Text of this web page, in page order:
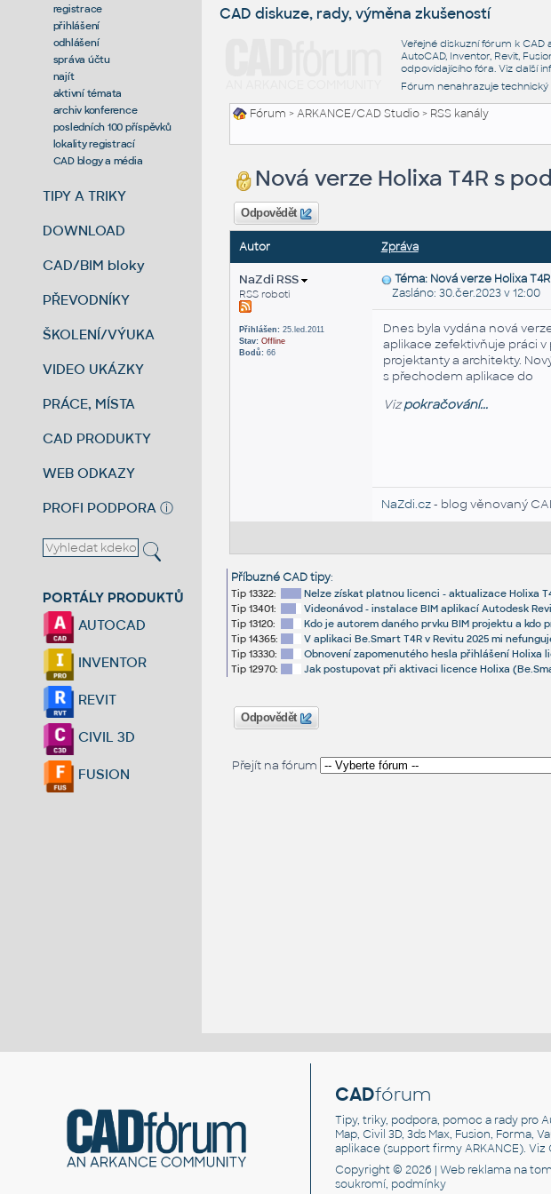
registrace
přihlášení
odhlášení
správa účtu
najít
aktivní témata
archiv konference
posledních 100 příspěvků
lokality registrací
CAD blogy a média
TIPY A TRIKY
DOWNLOAD
CAD/BIM bloky
PŘEVODNÍKY
ŠKOLENÍ/VÝUKA
VIDEO UKÁZKY
PRÁCE, MÍSTA
CAD PRODUKTY
WEB ODKAZY
PROFI PODPORA ⓘ
PORTÁLY PRODUKTŮ
AUTOCAD
INVENTOR
REVIT
CIVIL 3D
FUSION
CAD diskuze, rady, výměna zkušeností
Veřejné diskuzní fórum k
AutoCAD, Inventor, Revit,
odpovídajícího fóra. Viz další
Fórum nenahrazuje
Fórum >ARKANCE/CAD Studio> RSS kanály
Nová verze Holixa T4R s
Odpovědět
Autor Zpráva
NaZdi RSS
RSS roboti
Přihlášen:25.led.2011
Stav: Offline
Bodů:66
Téma: Nová verze Holixa
Zasláno: 30.čer.2023 v 12:00
Dnes byla vydána nová
aplikace zefektivňuje práci v
projektanty a architekty.
s přechodem aplikace do
Vizpokračování...
NaZdi.cz- blog věnovaný
Příbuzné CAD tipy:
Tip 13322:
Nelze získat platnou licenci - aktualizace Holixa
Tip 13401:
Videonávod - instalace BIM aplikací Autodesk
Tip 13120:
Kdo je autorem daného prvku BIM projektu a kdo
Tip 14365:
V aplikaci Be.Smart T4R v Revitu 2025 mi
Tip 13330:
Obnovení zapomenutého hesla přihlášení Holixa
Tip 12970:
Jak postupovat při aktivaci licence Holixa
Odpovědět
Přejít na fórum
CADfórum
Tipy, triky, podpora, pomoc a rady pro
Map, Civil 3D, 3ds Max, Fusion, Forma,
aplikace (support firmy ARKANCE). Viz
Copyright © 2026 |Web reklama na
soukromí, podmínky